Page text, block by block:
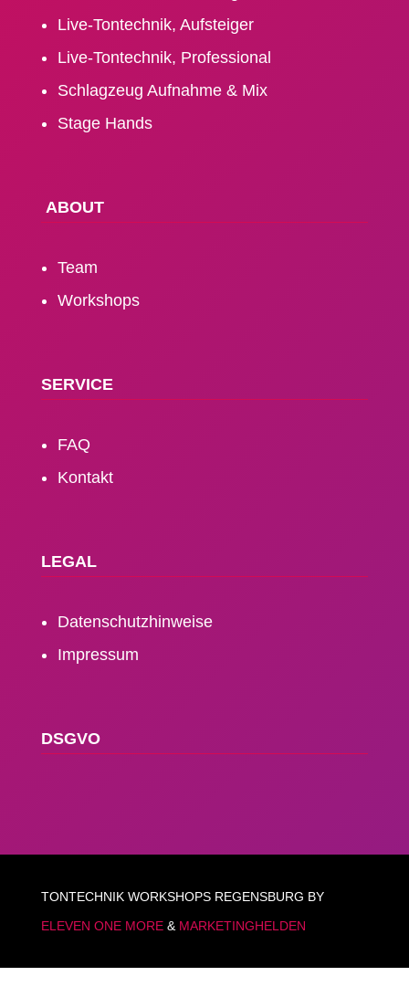
Live-Tontechnik, Aufsteiger
Live-Tontechnik, Professional
Schlagzeug Aufnahme & Mix
Stage Hands
ABOUT
Team
Workshops
SERVICE
FAQ
Kontakt
LEGAL
Daten­schutz­hinweise
Impressum
DSGVO
TONTECHNIK WORKSHOPS REGENSBURG BY
ELEVEN ONE MORE& MARKETINGHELDEN